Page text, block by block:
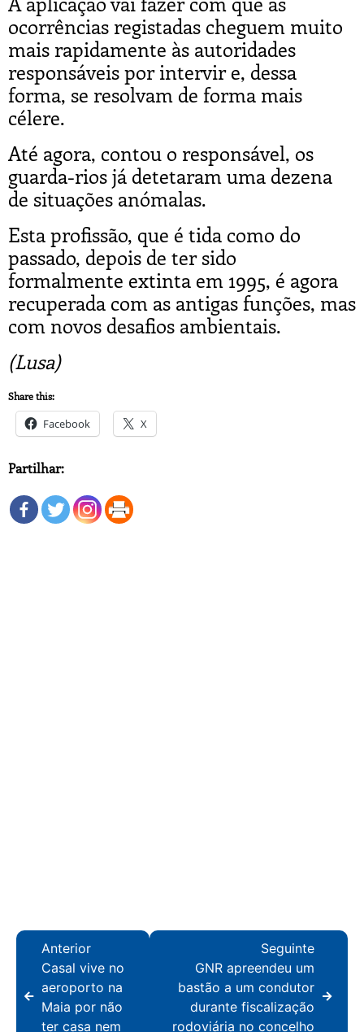
ocorrências registadas cheguem muito
mais rapidamente às autoridades
responsáveis por intervir e, dessa
forma, se resolvam de forma mais
célere.
Até agora, contou o responsável, os
guarda-rios já detetaram uma dezena
de situações anómalas.
Esta profissão, que é tida como do
passado, depois de ter sido
formalmente extinta em 1995, é agora
recuperada com as antigas funções, mas
com novos desafios ambientais.
(Lusa)
Share this:
Facebook X
Partilhar:
Anterior
Casal vive no
aeroporto na
Maia por não
ter casa nem
Seguinte
GNR apreendeu um
bastão a um condutor
durante fiscalização
rodoviária no concelho